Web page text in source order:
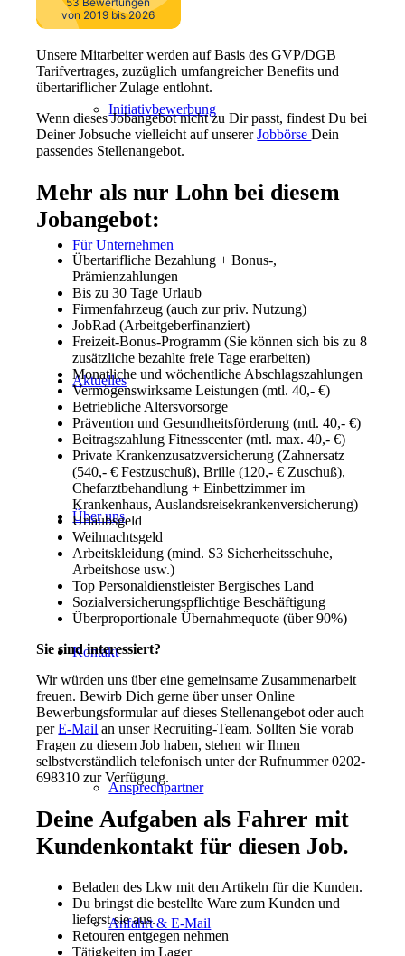
Initiativbewerbung
Für Unternehmen
Aktuelles
Über uns
Kontakt
Ansprechpartner
Anfahrt & E-Mail
Unsere Mitarbeiter werden auf Basis des GVP/DGB
Tarifvertrages, zuzüglich umfangreicher Benefits und
übertariflicher Zulage entlohnt.
Wenn dieses Jobangebot nicht zu Dir passt, findest Du bei
Deiner Jobsuche vielleicht auf unsererJobbörseDein
passendes Stellenangebot.
Mehr als nur Lohn bei diesem
Jobangebot:
Übertarifliche Bezahlung + Bonus-,
Prämienzahlungen
Bis zu 30 Tage Urlaub
Firmenfahrzeug (auch zur priv. Nutzung)
JobRad (Arbeitgeberfinanziert)
Freizeit-Bonus-Programm (Sie können sich bis zu 8
zusätzliche bezahlte freie Tage erarbeiten)
Monatliche und wöchentliche Abschlagszahlungen
Vermögenswirksame Leistungen (mtl. 40,- €)
Betriebliche Altersvorsorge
Prävention und Gesundheitsförderung (mtl. 40,- €)
Beitragszahlung Fitnesscenter (mtl. max. 40,- €)
Private Krankenzusatzversicherung (Zahnersatz
(540,- € Festzuschuß), Brille (120,- € Zuschuß),
Chefarztbehandlung + Einbettzimmer im
Krankenhaus, Auslandsreisekrankenversicherung)
Urlaubsgeld
Weihnachtsgeld
Arbeitskleidung (mind. S3 Sicherheitsschuhe,
Arbeitshose usw.)
Top Personaldienstleister Bergisches Land
Sozialversicherungspflichtige Beschäftigung
Überproportionale Übernahmequote (über 90%)
Sie sind interessiert?
Wir würden uns über eine gemeinsame Zusammenarbeit
freuen. Bewirb Dich gerne über unser Online
Bewerbungsformular auf dieses Stellenangebot oder auch
perE-Mail an unser Recruiting-Team. Sollten Sie vorab
Fragen zu diesem Job haben, stehen wir Ihnen
selbstverständlich telefonisch unter der Rufnummer 0202-
698310 zur Verfügung.
Deine Aufgaben als Fahrer mit
Kundenkontakt für diesen Job.
Beladen des Lkw mit den Artikeln für die Kunden.
Du bringst die bestellte Ware zum Kunden und
lieferst sie aus.
Retouren entgegen nehmen
Tätigkeiten im Lager